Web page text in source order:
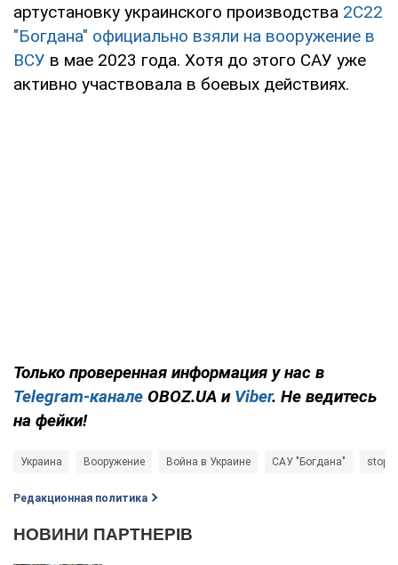
артустановку украинского производства 2С22
"Богдана" официально взяли на вооружение в
ВСУ в мае 2023 года. Хотя до этого САУ уже
активно участвовала в боевых действиях.
Только проверенная информация у нас в
Telegram-канале OBOZ.UA и Viber. Не ведитесь
на фейки!
Украина Вооружение Война в Украине САУ "Богдана"
Редакционная политика